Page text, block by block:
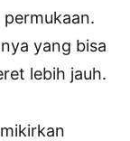
yang bisa
lebih jauh.